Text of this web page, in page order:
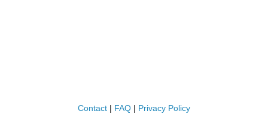
Contact | FAQ | Privacy Policy